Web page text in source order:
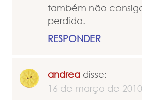
também não
perdida.
RESPONDER
andrea disse:
16 de março de